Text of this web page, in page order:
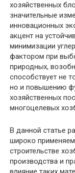
хозяйственных
значительные
инновационных
акцент на
минимизации
фактором при
природных,
способствует не
но и повышению
хозяйственных
многоцелевых
В данной статье
широко
строительстве
производства и